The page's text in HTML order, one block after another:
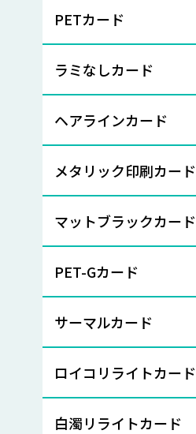
PETカード
ラミなしカード
ヘアラインカード
メタリック印刷カード
マットブラックカード
PET-Gカード
サーマルカード
ロイコリライトカード
白濁リライトカード